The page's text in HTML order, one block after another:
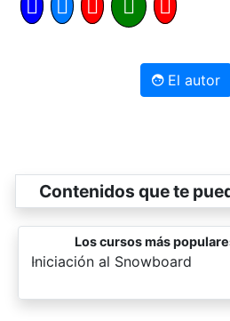
El autor
Contenidos que te
Los cursos más
-
Iniciación al Snowboard